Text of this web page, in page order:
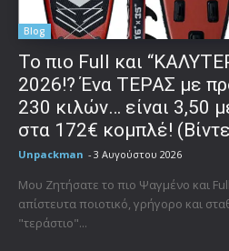
Blog
To πιο Full και
2026!? Ένα ΤΕΡΑΣ με
230 κιλών… είναι 3,50
στα 172€ κομπλέ!
Unpackman - 3 Αυγούστου 2026
Μου Ζητήσατε το πιο Ψαγμένο και Full
απίστευτα ποιοτικό, γρήγορο και
"τεράστιο"...